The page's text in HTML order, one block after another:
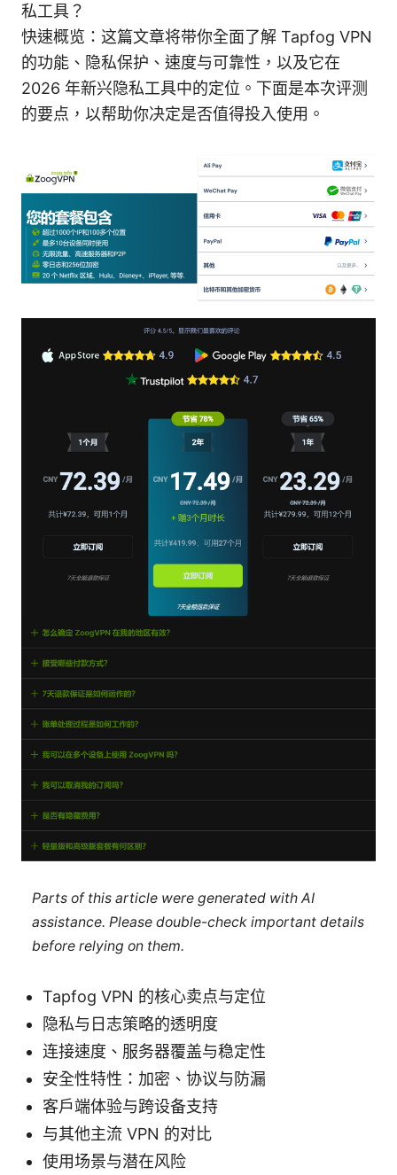
私工具？
快速概览：这篇文章将带你全面了解 Tapfog VPN
的功能、隐私保护、速度与可靠性，以及它在
2026 年新兴隐私工具中的定位。下面是本次评测
的要点，以帮助你决定是否值得投入使用。
Parts of this article were generated with AI
assistance. Please double-check important details
before relying on them.
Tapfog VPN 的核心卖点与定位
隐私与日志策略的透明度
连接速度、服务器覆盖与稳定性
安全性特性：加密、协议与防漏
客户端体验与跨设备支持
与其他主流 VPN 的对比
使用场景与潜在风险